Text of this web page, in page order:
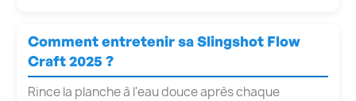
Comment entretenir sa Slingshot Flow
Craft 2025 ?
Rince la planche à l'eau douce après chaque